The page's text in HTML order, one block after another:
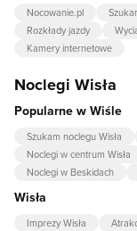
Nocowanie.pl
Rozkłady jazdy
Kamery internetowe
Noclegi Wisła
Popularne w Wiśle
Szukam noclegu Wisła
Noclegi w centrum Wisła
Noclegi w Beskidach
Wisła
Imprezy Wisła